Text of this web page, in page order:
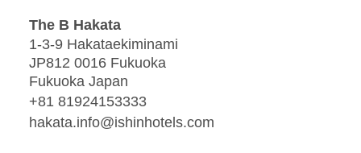
The B Hakata
1-3-9 Hakataekiminami
JP812 0016 Fukuoka
Fukuoka Japan
+81 81924153333
hakata.info@ishinhotels.com